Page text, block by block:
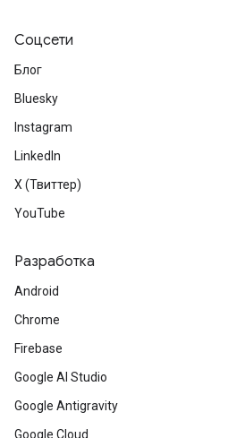
Соцсети
Блог
Bluesky
Instagram
LinkedIn
X (Твиттер)
YouTube
Разработка
Android
Chrome
Firebase
Google AI Studio
Google Antigravity
Google Cloud